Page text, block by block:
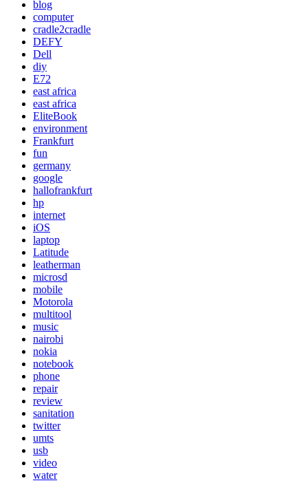
blog
computer
cradle2cradle
DEFY
Dell
diy
E72
east africa
east africa
EliteBook
environment
Frankfurt
fun
germany
google
hallofrankfurt
hp
internet
iOS
laptop
Latitude
leatherman
microsd
mobile
Motorola
multitool
music
nairobi
nokia
notebook
phone
repair
review
sanitation
twitter
umts
usb
video
water